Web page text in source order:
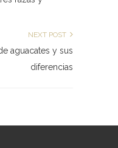
NEXT POST
aguacates y sus
diferencias